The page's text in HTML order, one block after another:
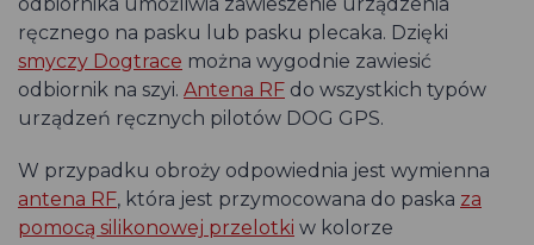
ręcznego na pasku lub pasku plecaka. Dzięki
smyczy Dogtrace można wygodnie zawiesić
odbiornik na szyi. Antena RF do wszystkich typów
urządzeń ręcznych pilotów DOG GPS.
W przypadku obroży odpowiednia jest wymienna
antena RF, która jest przymocowana do paska za
pomocą silikonowej przelotki w kolorze